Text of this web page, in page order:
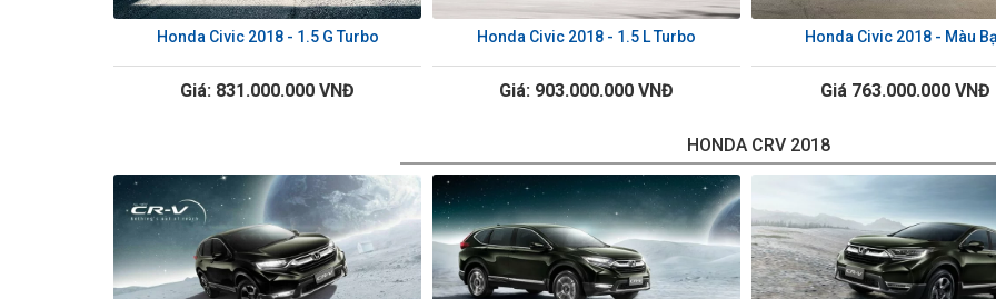
Honda Civic 2018 - 1.5 G Turbo
Giá: 831.000.000 VNĐ
Honda Civic 2018 - 1.5 L Turbo
Giá: 903.000.000 VNĐ
Honda Civic 2018 - Màu
Giá 763.000.000 VNĐ
HONDA CRV 2018